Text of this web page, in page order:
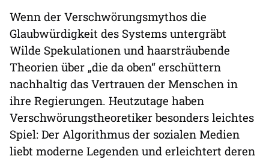
Wenn der Verschwörungsmythos die
Glaubwürdigkeit des Systems untergräbt
Wilde Spekulationen und haarsträubende
Theorien über „die da oben“ erschüttern
nachhaltig das Vertrauen der Menschen in
ihre Regierungen. Heutzutage haben
Verschwörungstheoretiker besonders leichtes
Spiel: Der Algorithmus der sozialen Medien
liebt moderne Legenden und erleichtert deren